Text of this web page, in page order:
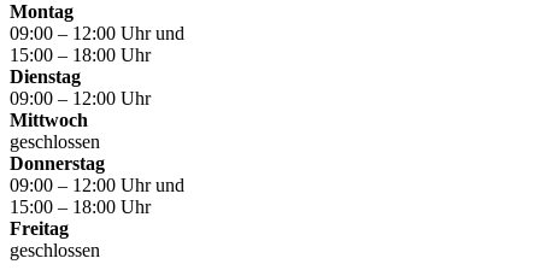
Montag
09:00 – 12:00 Uhr und
15:00 – 18:00 Uhr
Dienstag
09:00 – 12:00 Uhr
Mittwoch
geschlossen
Donnerstag
09:00 – 12:00 Uhr und
15:00 – 18:00 Uhr
Freitag
geschlossen